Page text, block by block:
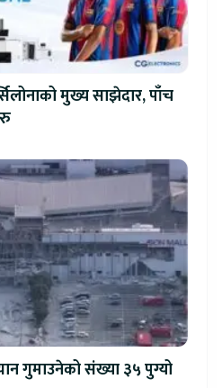
मुख्य साझेदार, पाँच
गुमाउनेको संख्या ३५ पुग्यो